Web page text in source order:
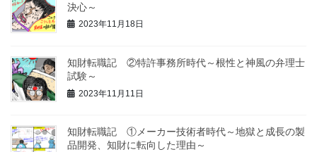
決心～
2023年11月18日
知財転職記 ②特許事務所時代～根性と神風の弁理士
試験～
2023年11月11日
知財転職記 ①メーカー技術者時代～地獄と成長の製
品開発、知財に転向した理由～